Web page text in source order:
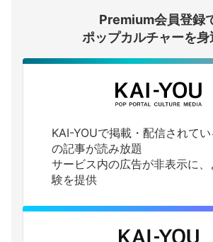
ログインする
Premium会員登録
ポップカルチャーを身
KAI-YOUで掲載・配信されて
の記事が読み放題
サービス内の広告が非表示に
験を提供